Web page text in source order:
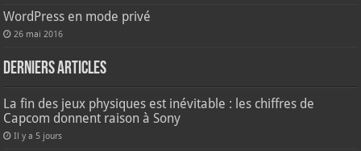
WordPress en mode privé
26 mai 2016
Derniers articles
La fin des jeux physiques est inévitable : les chiffres de
Capcom donnent raison à Sony
Il y a 5 jours